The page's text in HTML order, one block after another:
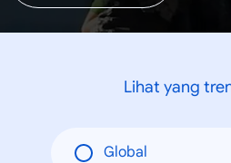
Lihat yang
Global